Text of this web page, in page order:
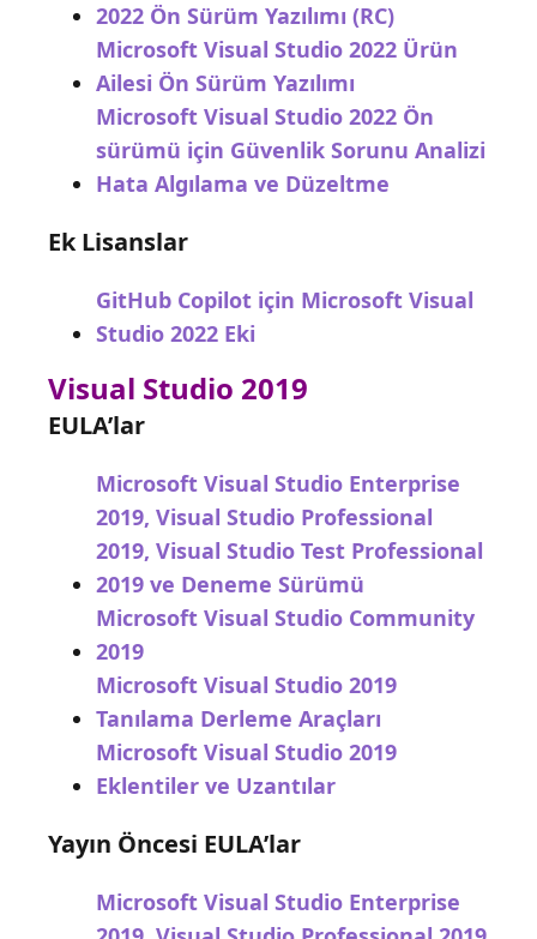
2022 Ön Sürüm Yazılımı (RC)
Microsoft Visual Studio 2022 Ürün
Ailesi Ön Sürüm Yazılımı
Microsoft Visual Studio 2022 Ön
sürümü için Güvenlik Sorunu Analizi
Hata Algılama ve Düzeltme
Ek Lisanslar
GitHub Copilot için Microsoft Visual
Studio 2022 Eki
Visual Studio 2019
EULA’lar
Microsoft Visual Studio Enterprise
2019, Visual Studio Professional
2019, Visual Studio Test Professional
2019 ve Deneme Sürümü
Microsoft Visual Studio Community
2019
Microsoft Visual Studio 2019
Tanılama Derleme Araçları
Microsoft Visual Studio 2019
Eklentiler ve Uzantılar
Yayın Öncesi EULA’lar
Microsoft Visual Studio Enterprise